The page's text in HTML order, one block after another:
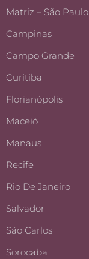
Matriz – São Paulo
Campinas
Campo Grande
Curitiba
Florianópolis
Maceió
Manaus
Recife
Rio De Janeiro
Salvador
São Carlos
Sorocaba